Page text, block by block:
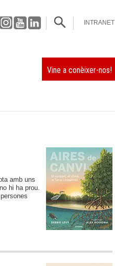
INTRANET
Vine a conèixer-nos!
amb uns
hi ha prou.